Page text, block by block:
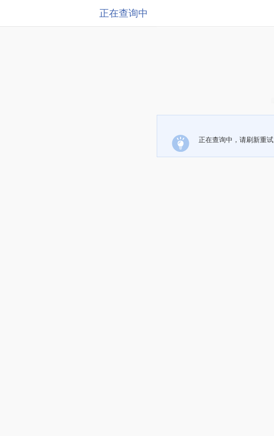
正在查询中
正在查询中，请刷新重试